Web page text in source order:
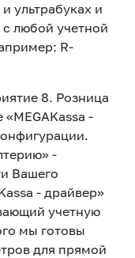
ультрабуках и
с любой учетной
R-
8. Розница
-
-
Вашего
- драйвер»
учетную
мы готовы
для прямой